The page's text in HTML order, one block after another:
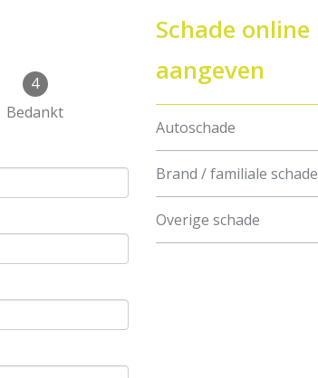
4
Bedankt
Schade online
aangeven
Autoschade
Brand / familiale schade
Overige schade